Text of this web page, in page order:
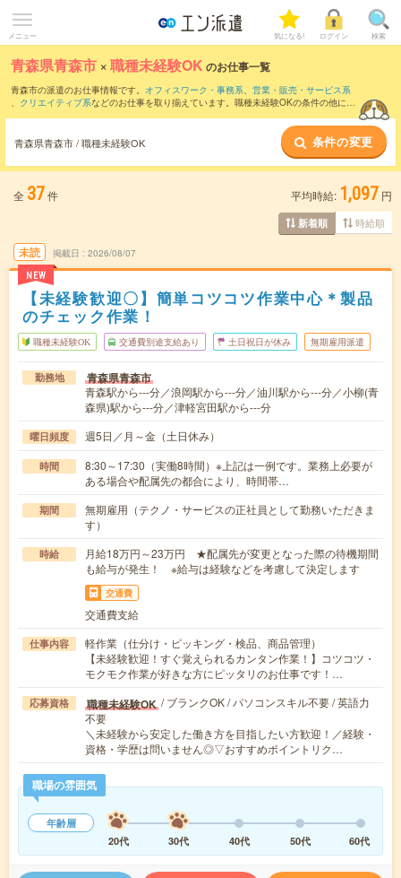
メニュー 気になる! ログイン 検索
青森県青森市 ×職種未経験OK のお仕事一覧
青森市の派遣のお仕事情報です。 オフィスワーク・事務系、 営業・販売・サービス系
、 クリエイティブ系などのお仕事を取り揃えています。職種未経験OKの条件の他に、
青森県青森市 / 職種未経験OK 条件の変更
全 37件 平均時給: 1,097 円
新着順 時給順
未読
NEW
掲載日 2026/08/07
【未経験歓迎〇】簡単コツコツ作業中心＊製品
のチェック作業！
職種未経験OK 交通費別途支給あり 土日祝日が休み 無期雇用派遣
勤務地 青森県青森市
青森駅から---分／浪岡駅から---分／油川駅から---分／小柳(青
森県)駅から---分／津軽宮田駅から---分
曜日頻度 週5日／月～金（土日休み）
時間
8:30～17:30（実働8時間）※上記は一例です。業務上必要が
ある場合や配属先の都合により、時間帯…
期間
無期雇用（テクノ・サービスの正社員として勤務いただきま
す）
時給
月給18万円～23万円 ★配属先が変更となった際の待機期間
も給与が発生！ ※給与は経験などを考慮して決定します
交通費
交通費支給
仕事内容
軽作業（仕分け・ピッキング・検品、商品管理）
【未経験歓迎！すぐ覚えられるカンタン作業！】コツコツ・
モクモク作業が好きな方にピッタリのお仕事です！…
応募資格 職種未経験OK / ブランクOK / パソコンスキル不要 / 英語力
不要
＼未経験から安定した働き方を目指したい方歓迎！／経験・
資格・学歴は問いません◎▽おすすめポイントリク…
職場の雰囲気
年齢層
20代
30代 40代 50代 60代